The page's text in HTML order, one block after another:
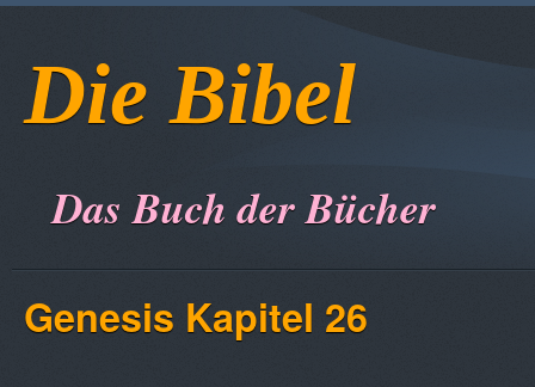
Die Bibel
Das Buch der Bücher
Genesis Kapitel 26